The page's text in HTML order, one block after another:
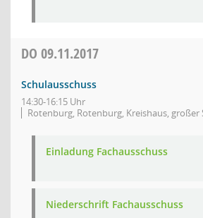
DO 09.11.2017
Schulausschuss
14:30-16:15 Uhr
Rotenburg, Rotenburg, Kreishaus, großer
Einladung Fachausschuss
Niederschrift Fachausschuss